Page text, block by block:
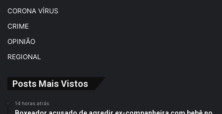
CORONA VÍRUS
CRIME
OPINIÃO
REGIONAL
Posts Mais Vistos
14 horas atrás